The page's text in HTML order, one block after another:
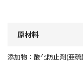
原材料
添加物：酸化防止剤(亜硫